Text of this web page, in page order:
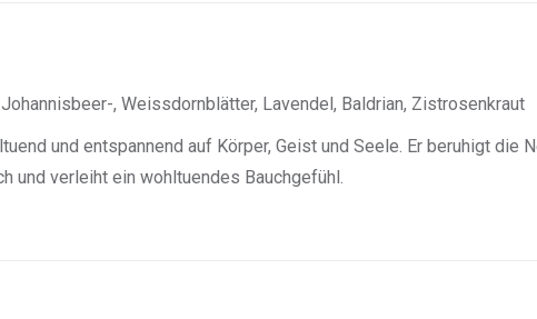
, Weissdornblätter, Lavendel, Baldrian, Zistrosenkraut
und entspannend auf Körper, Geist und Seele. Er beruhigt die
und verleiht ein wohltuendes Bauchgefühl.